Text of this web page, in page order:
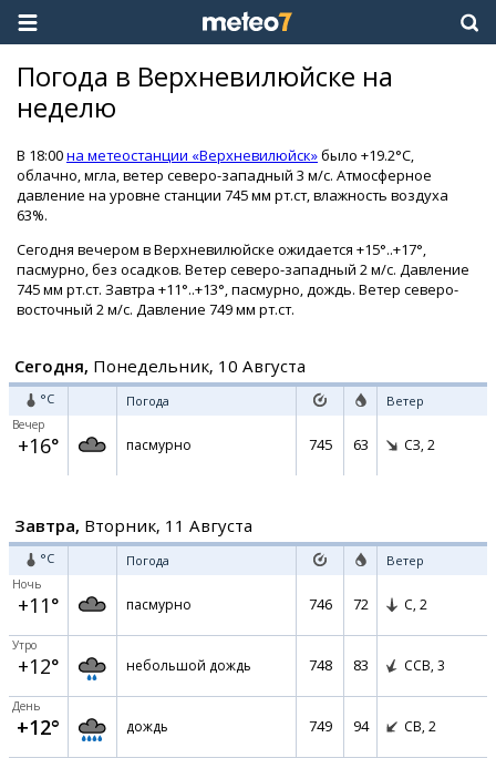
Погода в Верхневилюйске на
неделю
В 18:00на метеостанции «Верхневилюйск»было +19.2°C,
облачно, мгла, ветер северо-западный 3 м/с. Атмосферное
давление на уровне станции 745 мм рт.ст, влажность воздуха
63%.
Сегодня вечером в Верхневилюйске ожидается +15°..+17°,
пасмурно, без осадков. Ветер северо-западный 2 м/с. Давление
745 мм рт.ст. Завтра +11°..+13°, пасмурно, дождь. Ветер северо-
восточный 2 м/с. Давление 749 мм рт.ст.
Сегодня, Понедельник, 10 Августа
°C Погода Ветер
Вечер
+16° пасмурно 745 63 СЗ, 2
Завтра, Вторник, 11 Августа
°C Погода Ветер
Ночь
+11° пасмурно 746 72 С, 2
Утро
+12° небольшой дождь 748 83 ССВ, 3
День
+12° дождь 749 94 СВ, 2